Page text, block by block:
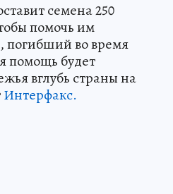
семена 250
помочь им
погибший во время
помощь будет
вглубь страны на
Интерфакс.